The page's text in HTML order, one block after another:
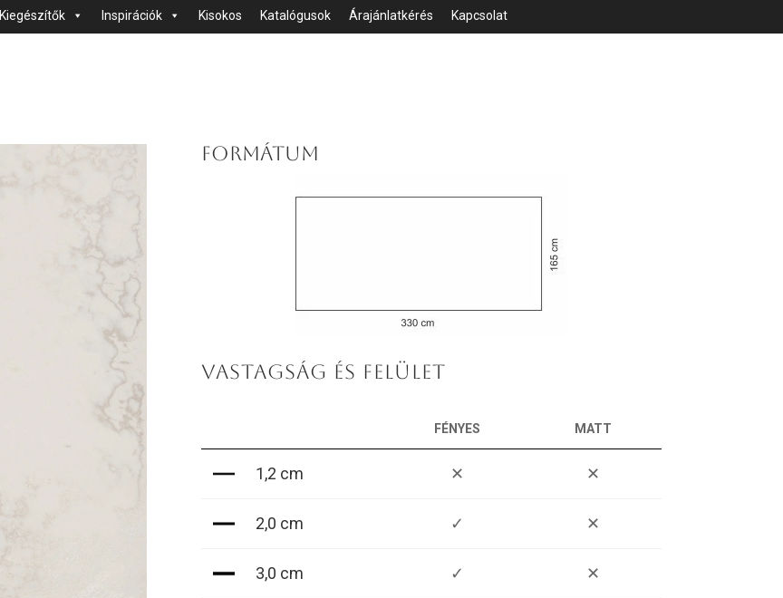
Kiegészítők Inspirációk Kisokos Katalógusok Árajánlatkérés Kapcsolat
FORMÁTUM
VASTAGSÁG ÉS FELÜLET
FÉNYES MATT
1,2 cm ✕ ✕
2,0 cm ✓ ✕
3,0 cm ✓ ✕